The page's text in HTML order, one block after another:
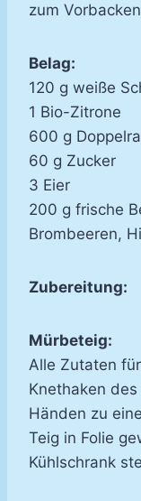
zum Vorbacken
Belag:
120 g weiße
1 Bio-Zitrone
600 g
60 g Zucker
3 Eier
200 g frische
Brombeeren,
Zubereitung:
Mürbeteig:
Alle Zutaten
Knethaken
Händen zu
Teig in Folie
Kühlschrank